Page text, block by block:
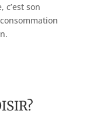
c’est son